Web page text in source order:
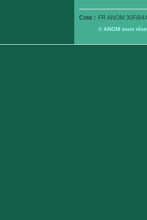
Cote : FR ANOM
© ANOM sous